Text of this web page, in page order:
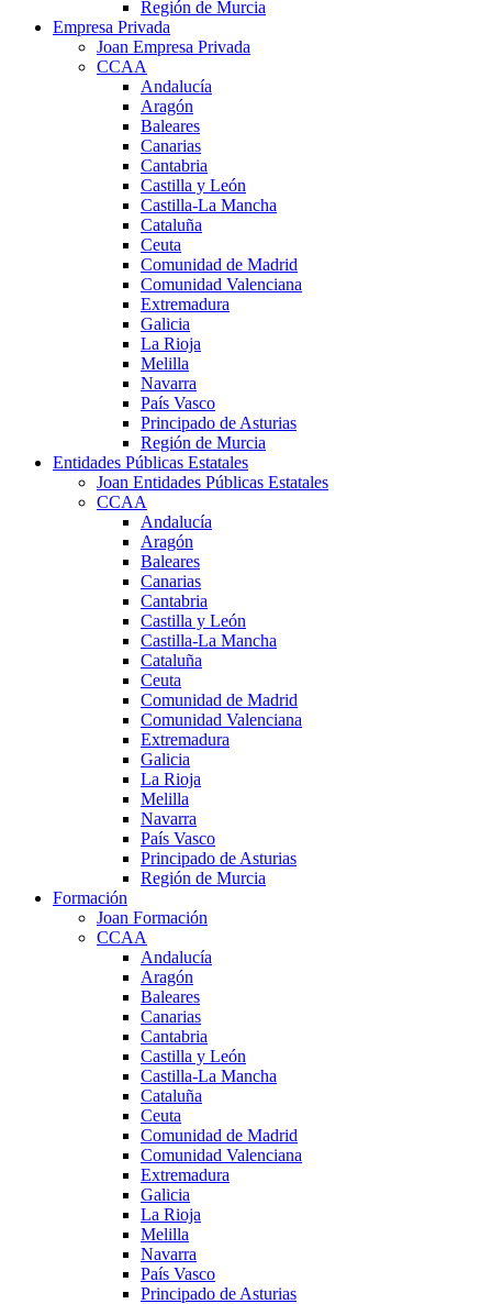
Región de Murcia
Empresa Privada
Joan Empresa Privada
CCAA
Andalucía
Aragón
Baleares
Canarias
Cantabria
Castilla y León
Castilla-La Mancha
Cataluña
Ceuta
Comunidad de Madrid
Comunidad Valenciana
Extremadura
Galicia
La Rioja
Melilla
Navarra
País Vasco
Principado de Asturias
Región de Murcia
Entidades Públicas Estatales
Joan Entidades Públicas Estatales
CCAA
Andalucía
Aragón
Baleares
Canarias
Cantabria
Castilla y León
Castilla-La Mancha
Cataluña
Ceuta
Comunidad de Madrid
Comunidad Valenciana
Extremadura
Galicia
La Rioja
Melilla
Navarra
País Vasco
Principado de Asturias
Región de Murcia
Formación
Joan Formación
CCAA
Andalucía
Aragón
Baleares
Canarias
Cantabria
Castilla y León
Castilla-La Mancha
Cataluña
Ceuta
Comunidad de Madrid
Comunidad Valenciana
Extremadura
Galicia
La Rioja
Melilla
Navarra
País Vasco
Principado de Asturias